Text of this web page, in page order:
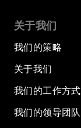
关于我们
我们的策略
关于我们
我们的工作方式
我们的领导团